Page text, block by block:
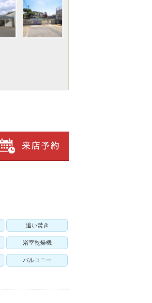
追い焚き
浴室乾燥機
バルコニー